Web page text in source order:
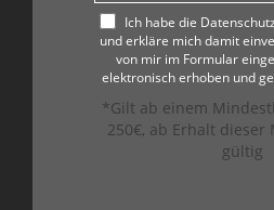
Ich habe die
und erkläre mich damit
von mir im Formular
elektronisch erhoben und
*Gilt ab einem
250€, ab Erhalt dieser
gültig